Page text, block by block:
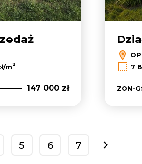
m2
147 000 zł
7
ZON-
5 6 7
next